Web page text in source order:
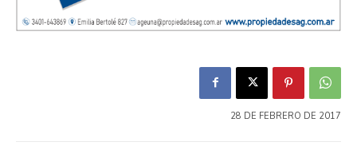
28 DE FEBRERO DE 2017